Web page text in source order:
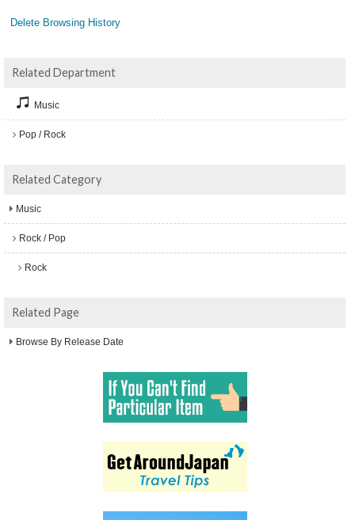
Delete Browsing History
Related Department
Music
Pop / Rock
Related Category
Music
Rock / Pop
Rock
Related Page
Browse By Release Date